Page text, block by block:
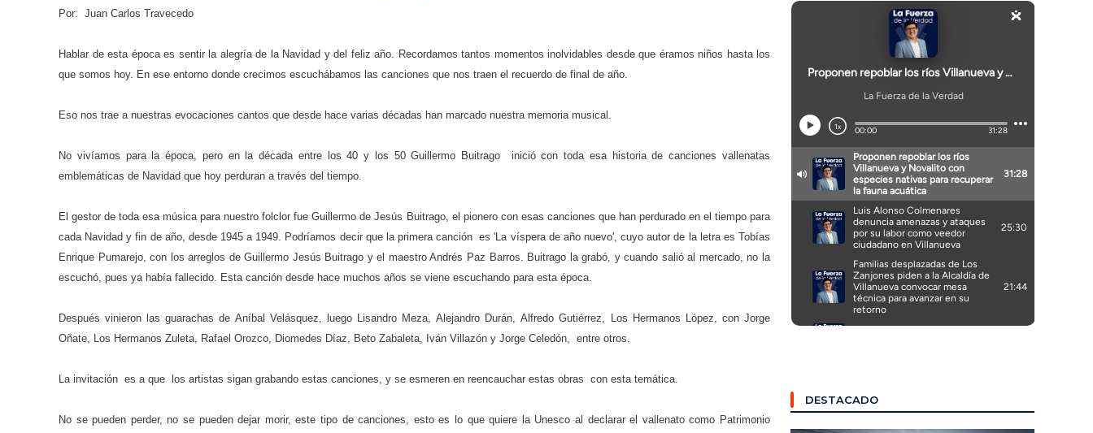
Por: Juan Carlos Travecedo
Hablar de esta época es sentir la alegría de la Navidad y del feliz año. Recordamos tantos momentos inolvidables desde que éramos niños hasta los
que somos hoy. En ese entorno donde crecimos escuchábamos las canciones que nos traen el recuerdo de final de año.
Eso nos trae a nuestras evocaciones cantos que desde hace varias décadas han marcado nuestra memoria musical.
No vivíamos para la época, pero en la década entre los 40 y los 50 Guillermo Buitrago inició con toda esa historia de canciones vallenatas
emblemáticas de Navidad que hoy perduran a través del tiempo.
El gestor de toda esa música para nuestro folclor fue Guillermo de Jesús Buitrago, el pionero con esas canciones que han perdurado en el tiempo para
cada Navidad y fin de año, desde 1945 a 1949. Podríamos decir que la primera canción es 'La víspera de año nuevo', cuyo autor de la letra es Tobías
Enrique Pumarejo, con los arreglos de Guillermo Jesús Buitrago y el maestro Andrés Paz Barros. Buitrago la grabó, y cuando salió al mercado, no la
escuchó, pues ya había fallecido. Esta canción desde hace muchos años se viene escuchando para esta época.
Después vinieron las guarachas de Aníbal Velásquez, luego Lisandro Meza,Alejandro Durán, Alfredo Gutiérrez, Los Hermanos López, con Jorge
Oñate, Los Hermanos Zuleta, Rafael Orozco, Diomedes Díaz, Beto Zabaleta, Iván Villazón y Jorge Celedón, entre otros.
La invitación es a que los artistas sigan grabando estas canciones, y se esmeren en reencauchar estas obras con esta temática.
No se pueden perder, no se pueden dejar morir, este tipo de canciones, esto es lo que quiere la Unesco al declarar el vallenato como Patrimonio
DESTACADO